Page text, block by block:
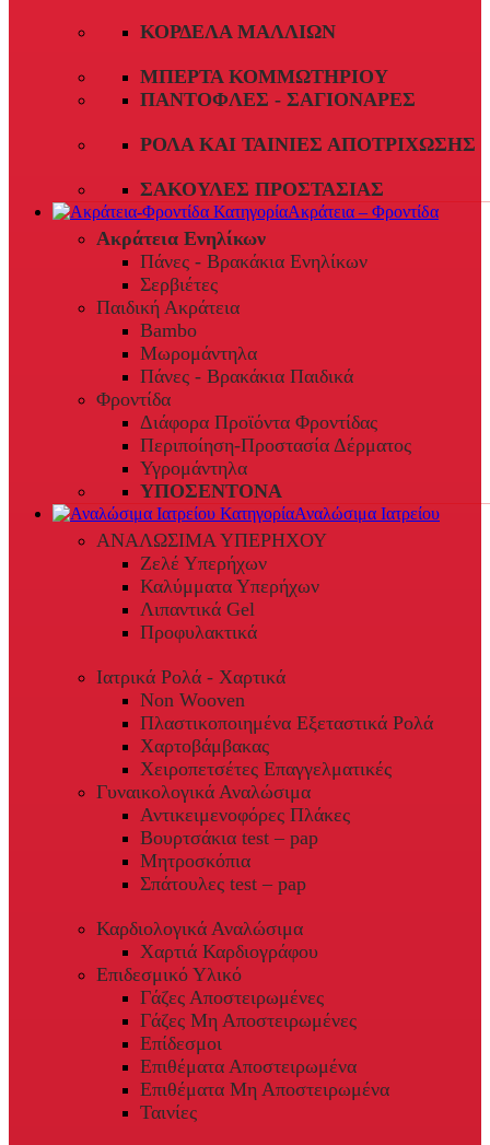
ΚΟΡΔΈΛΑ ΜΑΛΛΙΏΝ
ΜΠΈΡΤΑ ΚΟΜΜΩΤΗΡΊΟΥ
ΠΑΝΤΌΦΛΕΣ - ΣΑΓΙΟΝΆΡΕΣ
ΡΟΛΆ ΚΑΙ ΤΑΙΝΊΕΣ ΑΠΟΤΡΊΧΩΣΗΣ
ΣΑΚΟΎΛΕΣ ΠΡΟΣΤΑΣΊΑΣ
Ακράτεια – Φροντίδα
Ακράτεια Ενηλίκων
Πάνες - Βρακάκια Ενηλίκων
Σερβιέτες
Παιδική Ακράτεια
Bambo
Μωρομάντηλα
Πάνες - Βρακάκια Παιδικά
Φροντίδα
Διάφορα Προϊόντα Φροντίδας
Περιποίηση-Προστασία Δέρματος
Υγρομάντηλα
ΥΠΟΣΕΝΤΟΝΑ
Αναλώσιμα Ιατρείου
ΑΝΑΛΩΣΙΜΑ ΥΠΕΡΗΧΟΥ
Ζελέ Υπερήχων
Καλύμματα Υπερήχων
Λιπαντικά Gel
Προφυλακτικά
Ιατρικά Ρολά - Χαρτικά
Non Wooven
Πλαστικοποιημένα Εξεταστικά Ρολά
Χαρτοβάμβακας
Χειροπετσέτες Επαγγελματικές
Γυναικολογικά Αναλώσιμα
Αντικειμενοφόρες Πλάκες
Βουρτσάκια test – pap
Μητροσκόπια
Σπάτουλες test – pap
Καρδιολογικά Αναλώσιμα
Χαρτιά Καρδιογράφου
Επιδεσμικό Υλικό
Γάζες Αποστειρωμένες
Γάζες Μη Αποστειρωμένες
Επίδεσμοι
Επιθέματα Αποστειρωμένα
Επιθέματα Μη Αποστειρωμένα
Ταινίες